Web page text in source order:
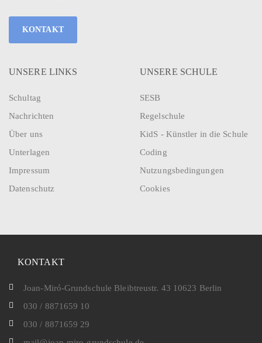
KONTAKT
UNSERE LINKS
Schultag
Nachrichten
Über uns
Unterlagen
Impressum
Datenschutz
UNSERE SCHULE
SESB
Regelschule
KidS - Künstler in die Schule
Coding
Nutzungsbedingungen
Cookies
KONTAKT
Joan-Miró-Grundschule Bleibtreustr. 43 10623 Berlin
030 / 8871659 10
030 / 8871659 29